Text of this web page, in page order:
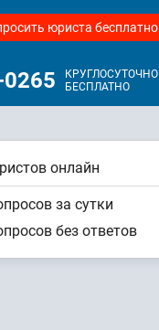
юриста бесплатно
КРУГЛОСУТОЧНО
БЕСПЛАТНО
онлайн
за сутки
без ответов